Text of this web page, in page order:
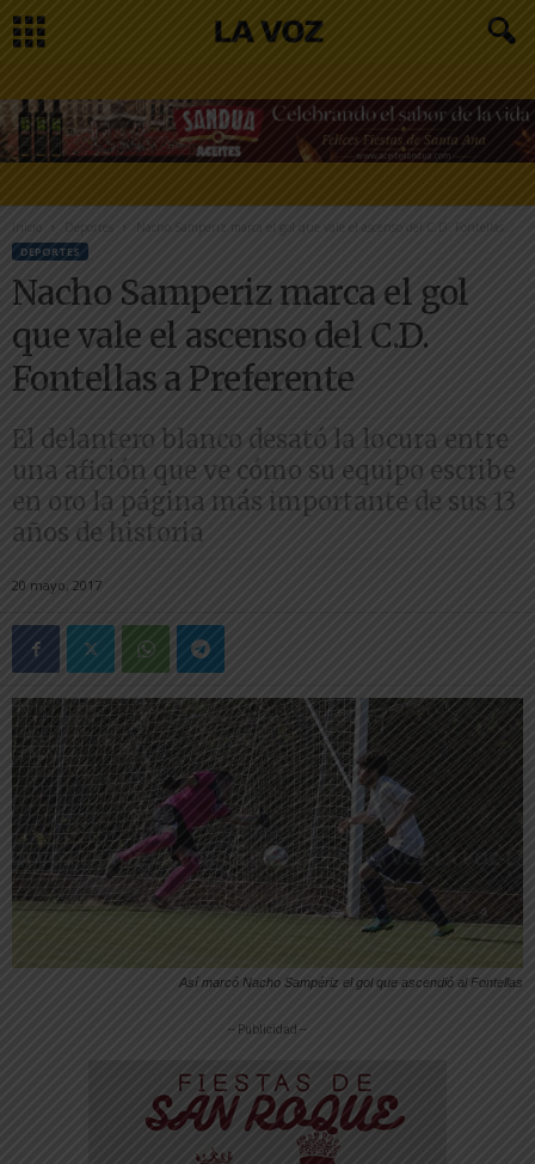
Inicio Nacho Samperiz marca el gol que vale el ascenso del C.D. Fontellas...
DEPORTES
Nacho Samperiz marca el gol
que vale el ascenso del C.D.
Fontellas a Preferente
El delantero blanco desató la locura entre
una afición que ve cómo su equipo escribe
en oro la página más importante de sus 13
años de historia
20 mayo, 2017
Así marcó Nacho Sampériz el gol que ascendió al Fontellas
-- Publicidad --